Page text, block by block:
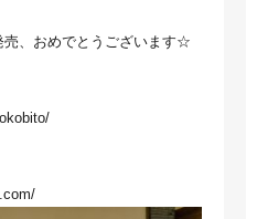
売、おめでとうございます☆